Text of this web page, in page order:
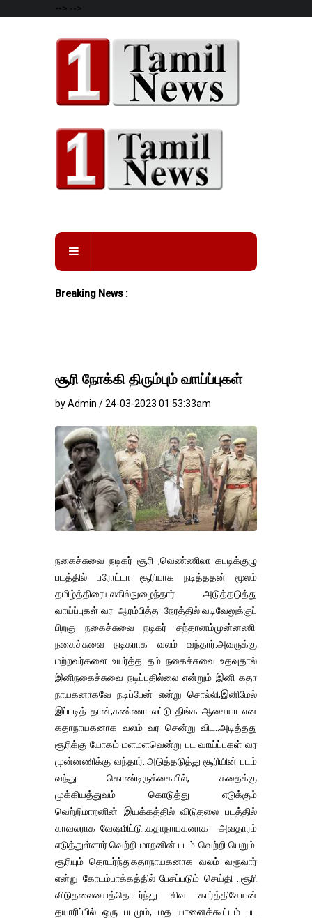
--> -->
Breaking News :
சூரி நோக்கி திரும்பும் வாய்ப்புகள்
by Admin / 24-03-2023 01:53:33am
நகைச்சுவை நடிகர் சூரி ,வெண்ணிலா கபடிக்குழு
படத்தில் பரோட்டா சூரியாக நடித்ததன் மூலம்
தமிழ்த்திரையுலகில்நுழைந்தார் .அடுத்தடுத்து
வாய்ப்புகள் வர ஆரம்பித்த நேரத்தில் வடிவேலுக்குப்
பிறகு நகைச்சுவை நடிகர் சந்தானம்முன்னணி
நகைச்சுவை நடிகராக வலம் வந்தார்.அவருக்கு
மற்றவர்களை உயர்த்த தம் நகைச்சுவை உதவுதால்
இனிநகைச்சுவை நடிப்பதில்லை என்றும் இனி கதா
நாயகனாகவே நடிப்பேன் என்று சொல்லி,இனிமேல்
இப்படித் தான்,கண்ணா லட்டு திங்க ஆசையா என
கதாநாயகனாக வலம் வர சென்று விட..அடித்தது
சூரிக்கு யோகம் மளமளவென்று பட வாய்ப்புகள் வர
முன்னணிக்கு வந்தார்..அடுத்தடுத்து சூரியின் படம்
வந்து கொண்டிருக்கையில், கதைக்கு
முக்கியத்துவம் கொடுத்து எடுக்கும்
வெற்றிமாறனின் இயக்கத்தில் விடுதலை படத்தில்
காவலராக வேஷமிட்டு..கதாநாயகனாக அவதாரம்
எடுத்துள்ளார்.வெற்றி மாறனின் படம் வெற்றி பெறும்
சூரியும் தொடர்ந்துகதாநாயகனாக வலம் வரூவார்
என்று கோடம்பாக்கத்தில் பேசப்படும் செய்தி ..சூரி
விடுதலையைத்தொடர்ந்து சிவ கார்த்திகேயன்
தயாரிப்பில் ஒரு படமும், மத யானைக்கூட்டம் பட